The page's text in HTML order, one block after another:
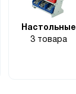
Настольные
3 товара